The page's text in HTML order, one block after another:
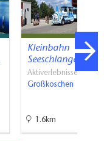
Kleinbahn
Seeschlange
Aktiverlebnisse
Großkoschen
1.6km